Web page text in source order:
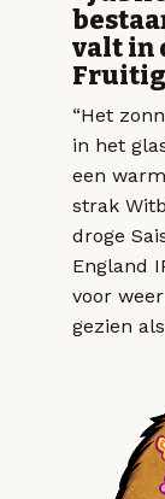
valt in
Fruitig
“Het
in het
een
strak
droge
England
voor
gezien